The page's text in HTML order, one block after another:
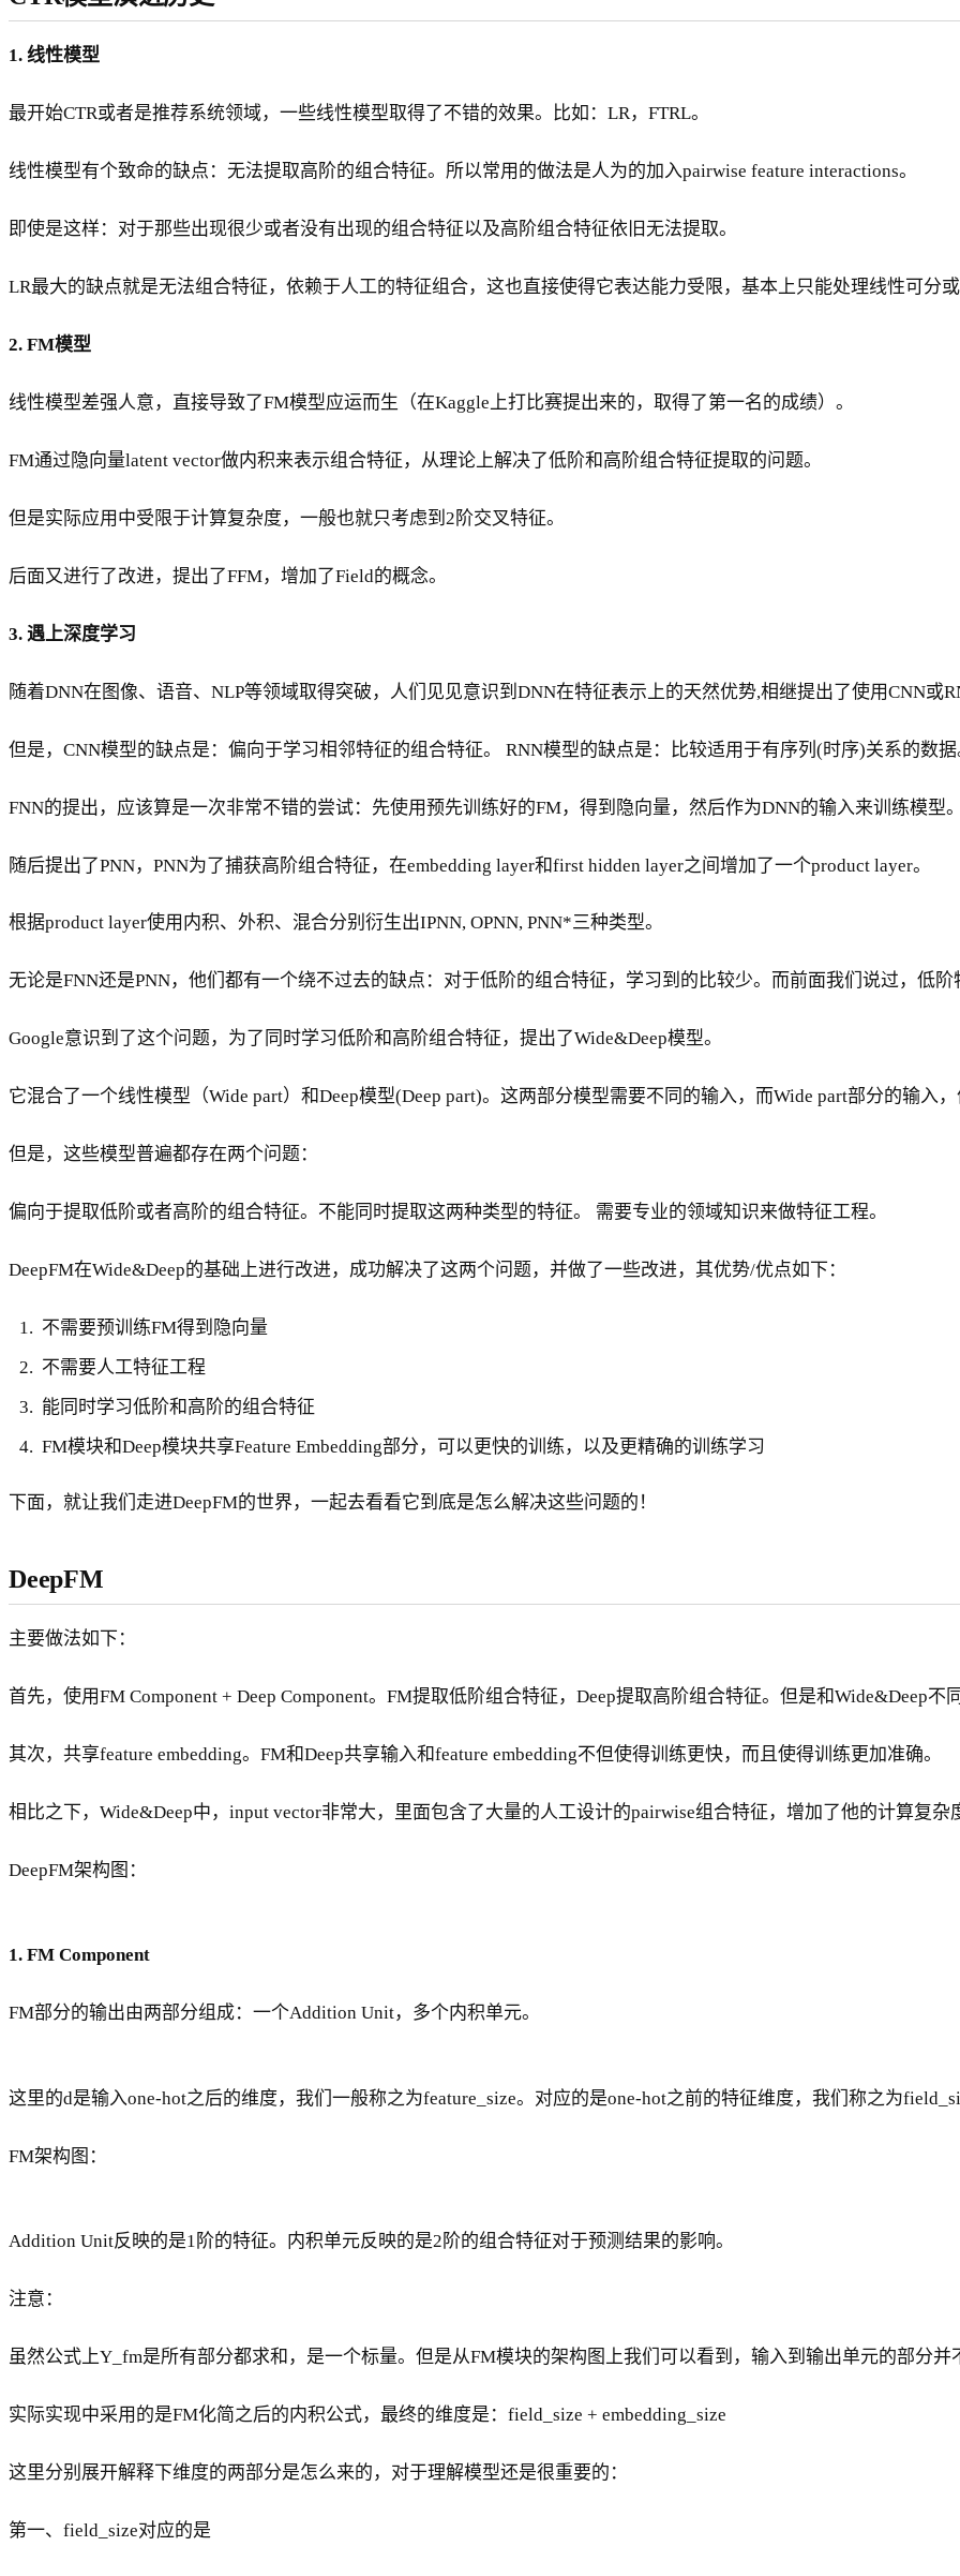
1. 线性模型
最开始CTR或者是推荐系统领域，一些线性模型取得了不错的效果。比如：LR，FTRL。
线性模型有个致命的缺点：无法提取高阶的组合特征。所以常用的做法是人为的加入pairwise feature interactions。
即使是这样：对于那些出现很少或者没有出现的组合特征以及高阶组合特征依旧无法提取。
LR最大的缺点就是无法组合特征，依赖于人工的特征组合，这也直接使得它表达能力受限，基本上只能处理线性可分或
2. FM模型
线性模型差强人意，直接导致了FM模型应运而生（在Kaggle上打比赛提出来的，取得了第一名的成绩）。
FM通过隐向量latent vector做内积来表示组合特征，从理论上解决了低阶和高阶组合特征提取的问题。
但是实际应用中受限于计算复杂度，一般也就只考虑到2阶交叉特征。
后面又进行了改进，提出了FFM，增加了Field的概念。
3. 遇上深度学习
随着DNN在图像、语音、NLP等领域取得突破，人们见见意识到DNN在特征表示上的天然优势,相继提出了使用CNN或
但是，CNN模型的缺点是：偏向于学习相邻特征的组合特征。 RNN模型的缺点是：比较适用于有序列(时序)关系的数据
FNN的提出，应该算是一次非常不错的尝试：先使用预先训练好的FM，得到隐向量，然后作为DNN的输入来训练模型
随后提出了PNN，PNN为了捕获高阶组合特征，在embedding layer和first hidden layer之间增加了一个product layer。
根据product layer使用内积、外积、混合分别衍生出IPNN, OPNN, PNN*三种类型。
无论是FNN还是PNN，他们都有一个绕不过去的缺点：对于低阶的组合特征，学习到的比较少。而前面我们说过，低阶
Google意识到了这个问题，为了同时学习低阶和高阶组合特征，提出了Wide&Deep模型。
它混合了一个线性模型（Wide part）和Deep模型(Deep part)。这两部分模型需要不同的输入，而Wide part部分的输入，
但是，这些模型普遍都存在两个问题：
偏向于提取低阶或者高阶的组合特征。不能同时提取这两种类型的特征。 需要专业的领域知识来做特征工程。
DeepFM在Wide&Deep的基础上进行改进，成功解决了这两个问题，并做了一些改进，其优势/优点如下：
不需要预训练FM得到隐向量
不需要人工特征工程
能同时学习低阶和高阶的组合特征
FM模块和Deep模块共享Feature Embedding部分，可以更快的训练，以及更精确的训练学习
下面，就让我们走进DeepFM的世界，一起去看看它到底是怎么解决这些问题的！
DeepFM
主要做法如下：
首先，使用FM Component + Deep Component。FM提取低阶组合特征，Deep提取高阶组合特征。但是和Wide&Deep
其次，共享feature embedding。FM和Deep共享输入和feature embedding不但使得训练更快，而且使得训练更加准确。
相比之下，Wide&Deep中，input vector非常大，里面包含了大量的人工设计的pairwise组合特征，增加了他的计算复杂
DeepFM架构图：
1. FM Component
FM部分的输出由两部分组成：一个Addition Unit，多个内积单元。
这里的d是输入one-hot之后的维度，我们一般称之为feature_size。对应的是one-hot之前的特征维度，我们称之为
FM架构图：
Addition Unit反映的是1阶的特征。内积单元反映的是2阶的组合特征对于预测结果的影响。
注意：
虽然公式上Y_fm是所有部分都求和，是一个标量。但是从FM模块的架构图上我们可以看到，输入到输出单元的部分并
实际实现中采用的是FM化简之后的内积公式，最终的维度是：field_size + embedding_size
这里分别展开解释下维度的两部分是怎么来的，对于理解模型还是很重要的：
第一、field_size对应的是